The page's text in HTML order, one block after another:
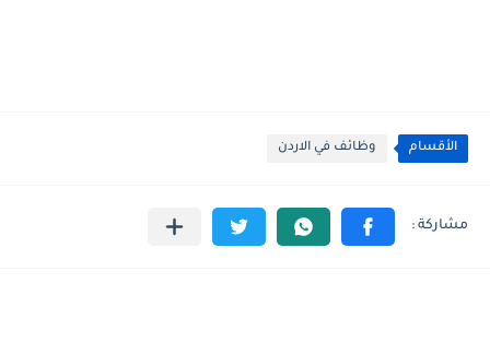
الأقسام وظائف في الاردن